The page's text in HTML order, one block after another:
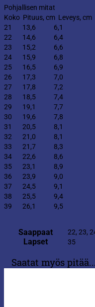
Pohjallisen mitat
Koko Pituus, cm Leveys, cm
21 13,6
6,1
22 14,6 6,4
23 15,2 6,6
24 15,9 6,8
25 16,5 6,9
26 17,3 7,0
27 17,8 7,2
28 18,5 7,4
29 19,1 7,7
30 19,6 7,8
31 20,5 8,1
32 21,0 8,1
33 21,7 8,3
34 22,6 8,6
35 23,1 8,9
36 23,9 9,0
37 24,5 9,1
38 25,5 9,4
39 26,1 9,5
Saappaat
Lapset
22, 23,
35
Saatat myös pitää...